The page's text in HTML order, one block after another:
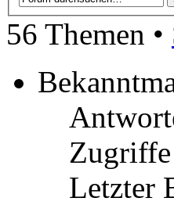
56 Themen •
Zugriffe
Letzter